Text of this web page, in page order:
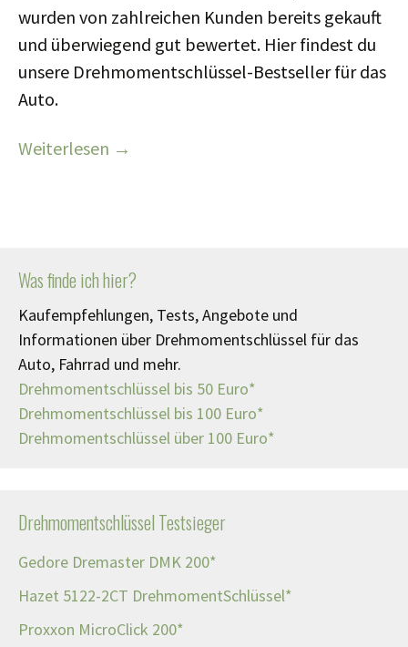
wurden von zahlreichen Kunden bereits gekauft
und überwiegend gut bewertet. Hier findest du
unsere Drehmomentschlüssel-Bestseller für das
Auto.
Weiterlesen →
Was finde ich hier?
Kaufempfehlungen, Tests, Angebote und
Informationen über Drehmomentschlüssel für das
Auto, Fahrrad und mehr.
Drehmomentschlüssel bis 50 Euro*
Drehmomentschlüssel bis 100 Euro*
Drehmomentschlüssel über 100 Euro*
Drehmomentschlüssel Testsieger
Gedore Dremaster DMK 200*
Hazet 5122-2CT DrehmomentSchlüssel*
Proxxon MicroClick 200*